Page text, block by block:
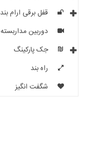
قفل برقی ارام بند
دوربین مداربسته
جک پارکینگ
راه بند
شگفت انگیز